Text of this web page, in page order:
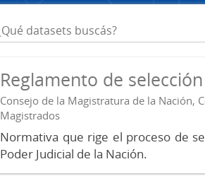
Reglamento de
Consejo de la Magistratura de la Nación,
Magistrados
Normativa que rige el proceso de
Poder Judicial de la Nación.